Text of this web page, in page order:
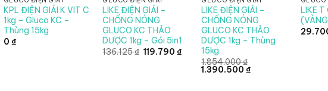
KPL ĐIỆN GIẢI K VIT C
1kg – Gluco KC –
Thùng 15kg
0 ₫
LIKE ĐIỆN GIẢI –
CHỐNG NÓNG
GLUCO KC THẢO
DƯỢC 1kg – Gói 5in1
136.125₫ Giá
119.790 ₫Giá
LIKE ĐIỆN GIẢI –
CHỐNG NÓNG
GLUCO KC THẢO
DƯỢC 1kg – Thùng
15kg
1.854.000₫
Giá
1.390.500 ₫Giá
LIKE T